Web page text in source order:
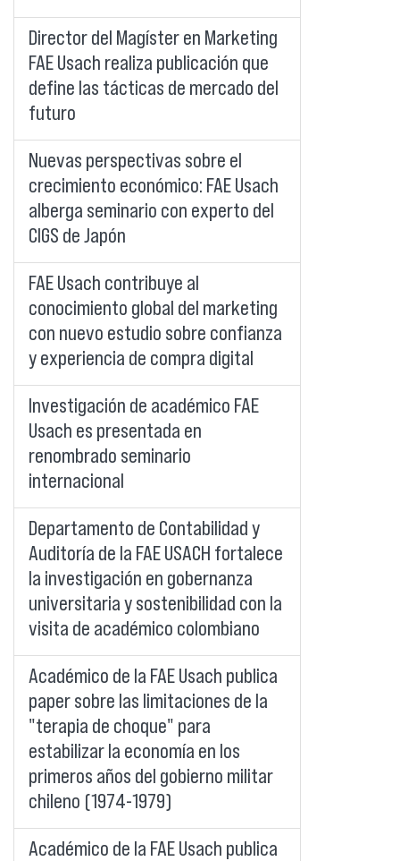
Director del Magíster en Marketing
FAE Usach realiza publicación que
define las tácticas de mercado del
futuro
Nuevas perspectivas sobre el
crecimiento económico: FAE Usach
alberga seminario con experto del
CIGS de Japón
FAE Usach contribuye al
conocimiento global del marketing
con nuevo estudio sobre confianza
y experiencia de compra digital
Investigación de académico FAE
Usach es presentada en
renombrado seminario
internacional
Departamento de Contabilidad y
Auditoría de la FAE USACH fortalece
la investigación en gobernanza
universitaria y sostenibilidad con la
visita de académico colombiano
Académico de la FAE Usach publica
paper sobre las limitaciones de la
"terapia de choque" para
estabilizar la economía en los
primeros años del gobierno militar
chileno (1974-1979)
Académico de la FAE Usach publica